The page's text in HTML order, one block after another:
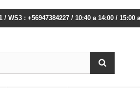
WS3 : +56947384227 / 10:40 a 14:00 / 15:00